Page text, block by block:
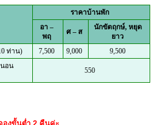
ราคาบ้านพัก
อา –
พฤ
ศ – ส
นักขัตฤกษ์, หยุด
ยาว
ท่าน)
7,500 9,000
9,500
อน
550